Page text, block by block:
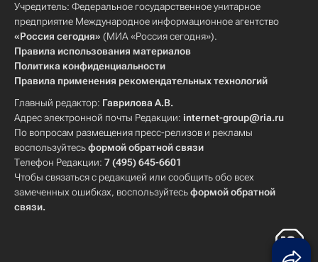
Учредитель: Федеральное государственное унитарное
предприятие Международное информационное агентство
«Россия сегодня» (МИА «Россия сегодня»).
Правила использования материалов
Политика конфиденциальности
Правила применения рекомендательных технологий
Главный редактор: Гаврилова А.В.
Адрес электронной почты Редакции: internet-group@ria.ru
По вопросам размещения пресс-релизов и рекламы
воспользуйтесьформой обратной связи
Телефон Редакции: 7 (495) 645-6601
Чтобы связаться с редакцией или сообщить обо всех
замеченных ошибках, воспользуйтесьформой обратной
связи.